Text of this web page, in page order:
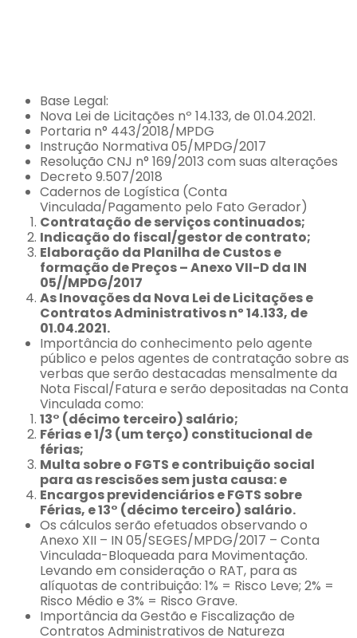
Base Legal:
Nova Lei de Licitações nº 14.133, de 01.04.2021.
Portaria n° 443/2018/MPDG
Instrução Normativa 05/MPDG/2017
Resolução CNJ n° 169/2013 com suas alterações
Decreto 9.507/2018
Cadernos de Logística (Conta
Vinculada/Pagamento pelo Fato Gerador)
Contratação de serviços continuados;
Indicação do fiscal/gestor de contrato;
Elaboração da Planilha de Custos e
formação de Preços – Anexo VII-D da IN
05//MPDG/2017
As Inovações da Nova Lei de Licitações e
Contratos Administrativos nº 14.133, de
01.04.2021.
Importância do conhecimento pelo agente
público e pelos agentes de contratação sobre as
verbas que serão destacadas mensalmente da
Nota Fiscal/Fatura e serão depositadas na Conta
Vinculada como:
13° (décimo terceiro) salário;
Férias e 1/3 (um terço) constitucional de
férias;
Multa sobre o FGTS e contribuição social
para as rescisões sem justa causa: e
Encargos previdenciários e FGTS sobre
Férias, e 13° (décimo terceiro) salário.
Os cálculos serão efetuados observando o
Anexo XII – IN 05/SEGES/MPDG/2017 – Conta
Vinculada-Bloqueada para Movimentação.
Levando em consideração o RAT, para as
alíquotas de contribuição: 1% = Risco Leve; 2% =
Risco Médio e 3% = Risco Grave.
Importância da Gestão e Fiscalização de
Contratos Administrativos de Natureza